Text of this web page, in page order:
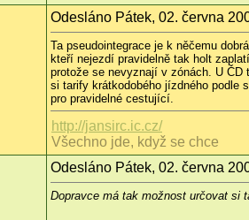
Odesláno Pátek, 02. června
Ta pseudointegrace je k něčemu
kteří nejezdí pravidelně tak holt
protože se nevyznají v zónách. U
si tarify krátkodobého jízdného podle
pro pravidelné cestující.
http://jansirc.ic.cz/
Všechno jde, když se chce
Odesláno Pátek, 02. června
Dopravce má tak možnost určovat si